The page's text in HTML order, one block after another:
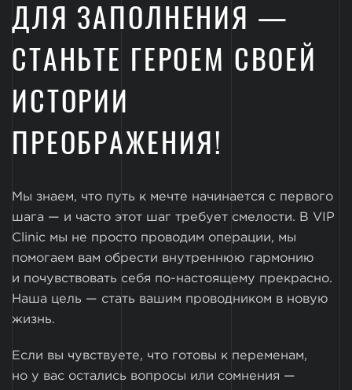
ДЛЯ ЗАПОЛНЕНИЯ —
СТАНЬТЕ ГЕРОЕМ СВОЕЙ
ИСТОРИИ
ПРЕОБРАЖЕНИЯ!
Мы знаем, что путь к мечте начинается с первого
шага — и часто этот шаг требует смелости. В VIP
Clinic мы не просто проводим операции, мы
помогаем вам обрести внутреннюю гармонию
и почувствовать себя по-настоящему прекрасно.
Наша цель — стать вашим проводником в новую
жизнь.
Если вы чувствуете, что готовы к переменам,
но у вас остались вопросы или сомнения —